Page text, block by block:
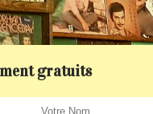
gratuits